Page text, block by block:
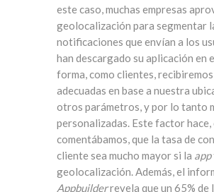
este caso, muchas empresas
geolocalización para segmentar
notificaciones que envían a los
han descargado su aplicación en
forma, como clientes,
adecuadas en base a nuestra
otros parámetros, y por lo tanto
personalizadas. Este factor hace,
comentábamos, que la tasa de
cliente sea mucho mayor si la app
geolocalización. Además, el
Appbuilderrevela que un 65% de